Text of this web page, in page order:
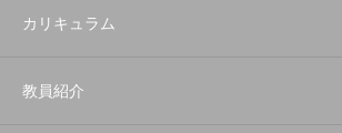
カリキュラム
教員紹介